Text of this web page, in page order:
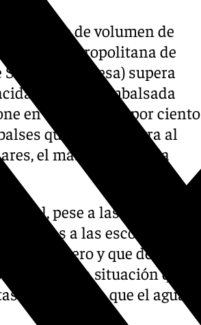
histórico de volumen de
Metropolitana de
(Emasesa) supera
de agua embalsada
en torno a un 8 por ciento
que se encuentra al
el más grande de la
pese a las mínimas
gracias a las escorrentías
de enero y que de están
Jana. Una situación que
fechas, en la que el agua